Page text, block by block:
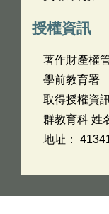
授權資訊
著作財產權
學前教育署
取得授權資
群教育科 姓
地址：